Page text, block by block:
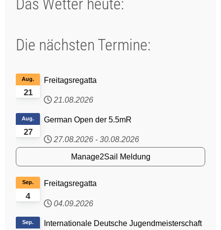
Das Wetter heute:
Die nächsten Termine:
21
Aug. Freitagsregatta
21.08.2026
27
Aug. German Open der 5.5mR
27.08.2026 - 30.08.2026
Manage2Sail Meldung
4
Sep. Freitagsregatta
04.09.2026
Sep.
Internationale Deutsche Jugendmeisterschaft